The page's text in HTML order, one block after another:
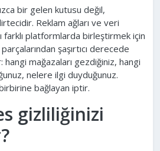
bir gelen kutusu değil,
Reklam ağları ve veri
farklı platformlarda birleştirmek için
şaşırtıcı derecede
hangi mağazaları gezdiğiniz, hangi
nelere ilgi duyduğunuz.
bağlayan iptir.
gizliliğinizi